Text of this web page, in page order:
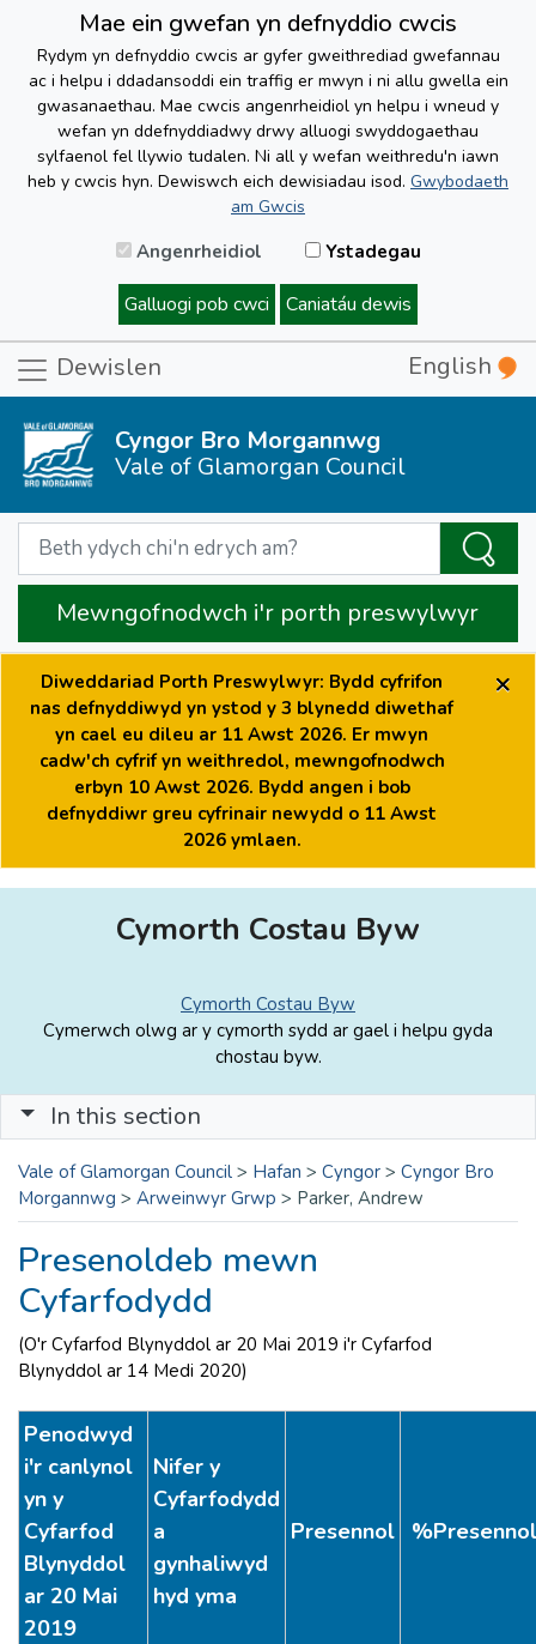
Mae ein gwefan yn defnyddio cwcis
Rydym yn defnyddio cwcis ar gyfer gweithrediad gwefannau
ac i helpu i ddadansoddi ein traffig er mwyn i ni allu gwella ein
gwasanaethau. Mae cwcis angenrheidiol yn helpu i wneud y
wefan yn ddefnyddiadwy drwy alluogi swyddogaethau
sylfaenol fel llywio tudalen. Ni all y wefan weithredu'n iawn
heb y cwcis hyn. Dewiswch eich dewisiadau isod. Gwybodaeth
am Gwcis
Angenrheidiol Ystadegau
Galluogi pob cwci Caniatáu dewis
Dewislen English
Cyngor Bro Morgannwg
Vale of Glamorgan Council
Mewngofnodwch i'r porth preswylwyr
Diweddariad Porth Preswylwyr: Bydd cyfrifon
nas defnyddiwyd yn ystod y 3 blynedd diwethaf
yn cael eu dileu ar 11 Awst 2026. Er mwyn
cadw'ch cyfrif yn weithredol, mewngofnodwch
erbyn 10 Awst 2026. Bydd angen i bob
defnyddiwr greu cyfrinair newydd o 11 Awst
2026 ymlaen.
×
Cymorth Costau Byw
Cymorth Costau Byw
Cymerwch olwg ar y cymorth sydd ar gael i helpu gyda
chostau byw.
In this section
Vale of Glamorgan Council > Hafan > Cyngor > Cyngor Bro
Morgannwg > Arweinwyr Grwp > Parker, Andrew
Presenoldeb mewn
Cyfarfodydd
(O'r Cyfarfod Blynyddol ar 20 Mai 2019 i'r Cyfarfod
Blynyddol ar 14 Medi 2020)
Penodwyd
i'r canlynol
yn y
Cyfarfod
Blynyddol
ar 20 Mai
2019
Nifer y
Cyfarfodydd
a
gynhaliwyd
hyd yma
Presennol